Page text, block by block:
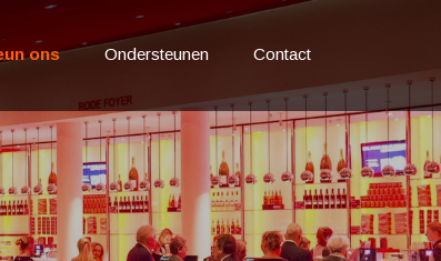
ons Ondersteunen Contact